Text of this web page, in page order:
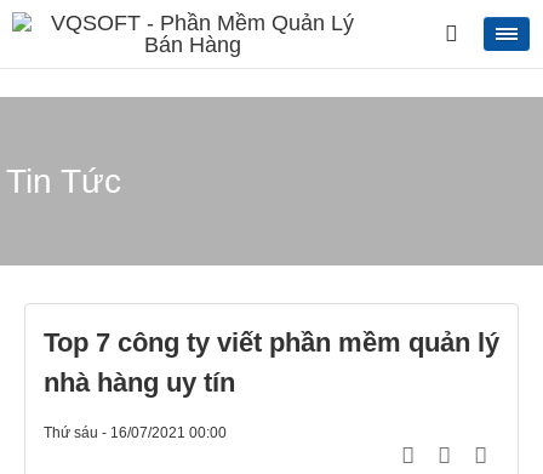
Tin Tức
Top 7 công ty viết phần mềm quản lý
nhà hàng uy tín
Thứ sáu - 16/07/2021 00:00